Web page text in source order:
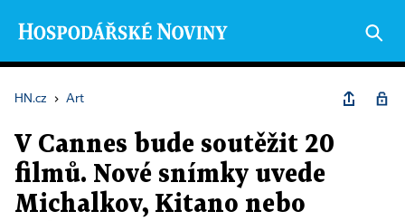
HN.cz › Art
V Cannes bude soutěžit 20
filmů. Nové snímky uvede
Michalkov, Kitano nebo